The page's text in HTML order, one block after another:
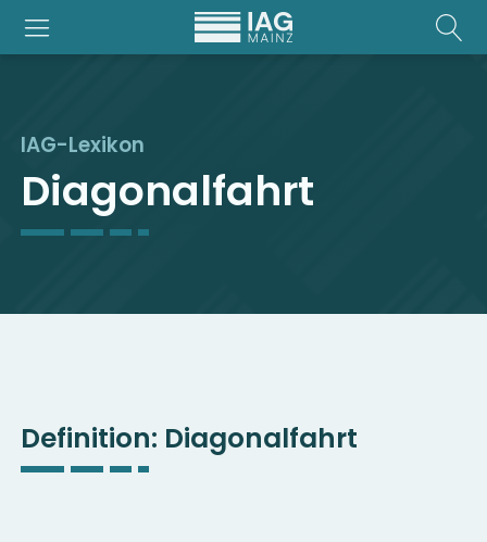
IAG-Lexikon
Diagonalfahrt
Definition: Diagonalfahrt